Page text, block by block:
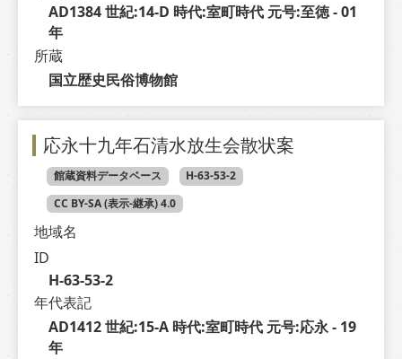
AD1384 世紀:14-D 時代:室町時代 元号:至徳 - 01
年
所蔵
国立歴史民俗博物館
応永十九年石清水放生会散状案
館蔵資料データベース
H-63-53-2
CC BY-SA (表示-継承) 4.0
地域名
ID
H-63-53-2
年代表記
AD1412 世紀:15-A 時代:室町時代 元号:応永 - 19
年